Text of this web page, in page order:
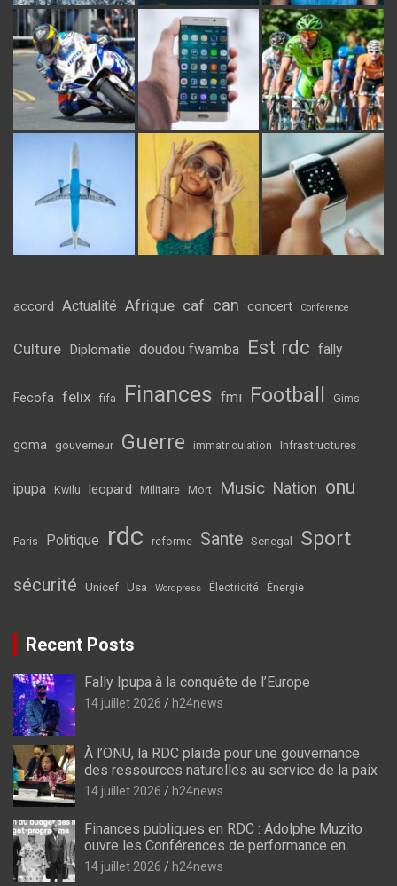
accord Actualité Afrique caf can concert Conférence
Culture Diplomatie doudou fwamba Est rdc fally
Fecofa felix fifa Finances fmi Football Gims
goma gouverneur Guerre immatriculation Infrastructures
ipupa Kwilu leopard Militaire Mort Music Nation onu
Paris Politique rdc reforme Sante Senegal Sport
sécurité Unicef Usa Wordpress Électricité Énergie
Recent Posts
Fally Ipupa à la conquête de l’Europe
14 juillet 2026 h24news
À l’ONU, la RDC plaide pour une gouvernance
des ressources naturelles au service de la paix
14 juillet 2026 h24news
Finances publiques en RDC : Adolphe Muzito
ouvre les Conférences de performance en
prélude au budget-programme de 2028
14 juillet 2026 h24news